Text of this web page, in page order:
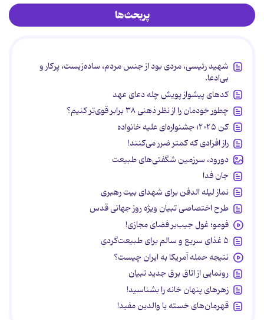
پربحث‌ها
شهید رئیسی، مردی بود از جنس مردم، ساده‌زیست، پرکار و
بی‌ادعا.
کدهای پیشواز پویش چله دعای عهد
چطور خودمان را از نظر ذهنی ۳۸ برابر قوی‌تر کنیم؟
کن ۲۰۲۵؛ جشنواره‌ای علیه خانواده
راز افرادی که کمتر ضرر می‌کنند!
دورود، سرزمین شگفتی‌های طبیعت
جان فدا
نماز لیله الدفن برای شهدای بیت رهبری
طرح اختصاصی تبیان ویژه روز جهانی قدس
فومو؛ غول جیب‌بر فضای مجازی!
۵ غذای سریع و سالم برای طبیعت‌گردی
نتیجه حمله آمریکا به ایران چیست؟
رونمایی از اتاق برق جدید تبیان
زهرهای پنهان خانه را بشناسید!
قهرمان‌های خسته یا والدین مفید!